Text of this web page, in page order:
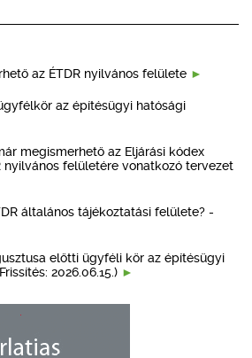
az ÉTDR nyilvános felülete
az építésügyi hatósági
megismerhető az Eljárási kódex
nyilvános felületére vonatkozó tervezet
általános tájékoztatási felülete? -
előtti ügyféli kör az építésügyi
2026.06.15.)